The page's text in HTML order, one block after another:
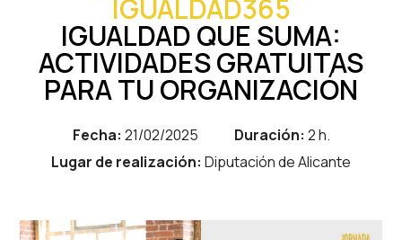
IGUALDAD365
IGUALDAD QUE SUMA:
ACTIVIDADES GRATUITAS
PARA TU ORGANIZACIÓN
Fecha: 21/02/2025 Duración: 2 h.
Lugar de realización: Diputación de Alicante